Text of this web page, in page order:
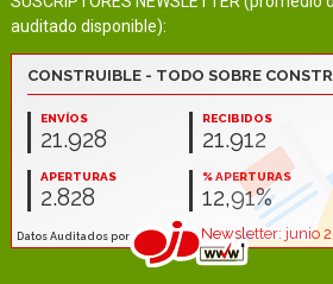
auditado disponible):